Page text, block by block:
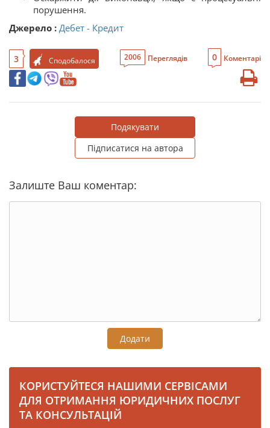
порушення.
Джерело : Дебет - Кредит
3 Сподобалося 2006 Переглядів 0 Коментарі
Подякувати
Підписатися на автора
Залиште Ваш коментар:
Додати
КОРИСТУЙТЕСЯ НАШИМИ СЕРВІСАМИ
ДЛЯ ОТРИМАННЯ ЮРИДИЧНИХ ПОСЛУГ
ТА КОНСУЛЬТАЦІЙ